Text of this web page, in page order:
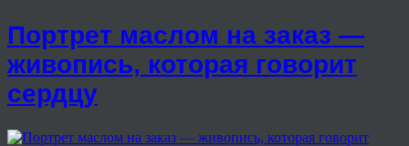
Портрет маслом на заказ —
живопись, которая говорит
сердцу